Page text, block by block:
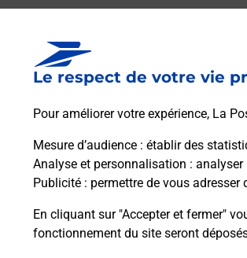
Le respect de votre vie
Pour améliorer votre expérience, La
Mesure d’audience : établir des
Analyse et personnalisation :
Publicité : permettre de vous adresser
En cliquant sur "Accepter et fermer"
fonctionnement du site seront
Boîte aux lettres La
Prochaine collecte du courrier
43160 Bonneval
Itinéraire